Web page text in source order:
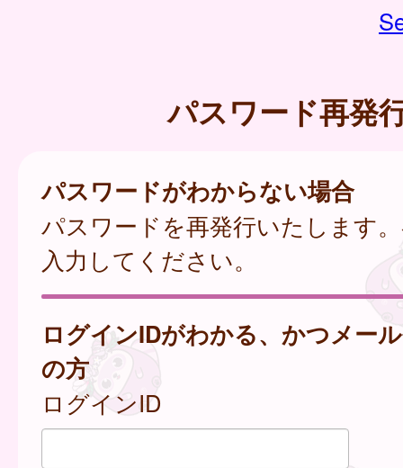
パスワード再発
パスワードがわからない場合
パスワードを再発行いたします
入力してください。
ログインIDがわかる、かつメー
の方
ログインID